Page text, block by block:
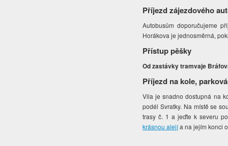
Příjezd zájezdového
Autobusům doporučujeme
Horákova je jednosměrná,
Přístup pěšky
Od zastávky tramvaje
Příjezd na kole,
Vila je snadno dostupná na
podél Svratky. Na místě se
trasy č. 1 a jeďte k severu
krásnou alejía na jejím konci